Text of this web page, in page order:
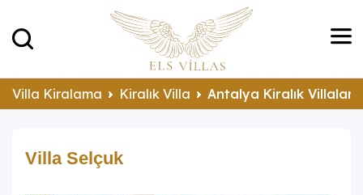
Villa Kiralama Kiralık Villa Antalya Kiralık Villalar
Villa Selçuk